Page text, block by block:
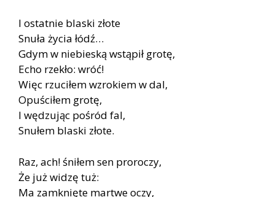
I ostatnie blaski złote
Snuła życia łódź…
Gdym w niebieską wstąpił grotę,
Echo rzekło: wróć!
Więc rzuciłem wzrokiem w dal,
Opuściłem grotę,
I wędzując pośród fal,
Snułem blaski złote.
Raz, ach! śniłem sen proroczy,
Że już widzę tuż:
Ma zamknięte martwe oczy,